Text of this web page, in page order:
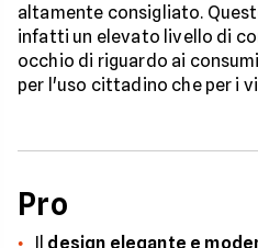
altamente consigliato.
infatti un elevato livello di
occhio di riguardo ai
per l'uso cittadino che per i
Pro
Il design elegante e